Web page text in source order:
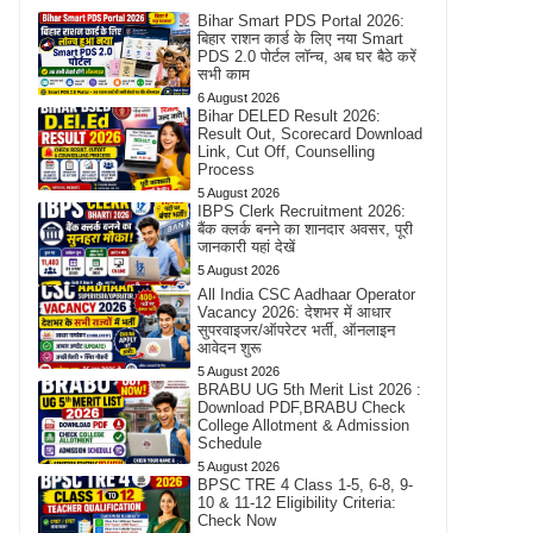
Bihar Smart PDS Portal 2026:
बिहार राशन कार्ड के लिए नया Smart
PDS 2.0 पोर्टल लॉन्च, अब घर बैठे करें
सभी काम
6 August 2026
Bihar DELED Result 2026:
Result Out, Scorecard Download
Link, Cut Off, Counselling
Process
5 August 2026
IBPS Clerk Recruitment 2026:
बैंक क्लर्क बनने का शानदार अवसर, पूरी
जानकारी यहां देखें
5 August 2026
All India CSC Aadhaar Operator
Vacancy 2026: देशभर में आधार
सुपरवाइजर/ऑपरेटर भर्ती, ऑनलाइन
आवेदन शुरू
5 August 2026
BRABU UG 5th Merit List 2026 :
Download PDF,BRABU Check
College Allotment & Admission
Schedule
5 August 2026
BPSC TRE 4 Class 1-5, 6-8, 9-
10 & 11-12 Eligibility Criteria:
Check Now